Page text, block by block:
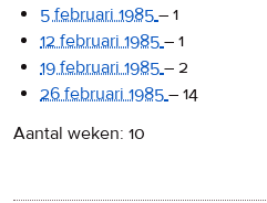
5 februari 1985 – 1
12 februari 1985 – 1
19 februari 1985 – 2
26 februari 1985 – 14
Aantal weken: 10